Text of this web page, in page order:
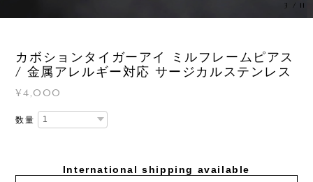
3 / 11
カボションタイガーアイ ミルフレームピアス
/ 金属アレルギー対応 サージカルステンレス
¥4,000
数量
International shipping available